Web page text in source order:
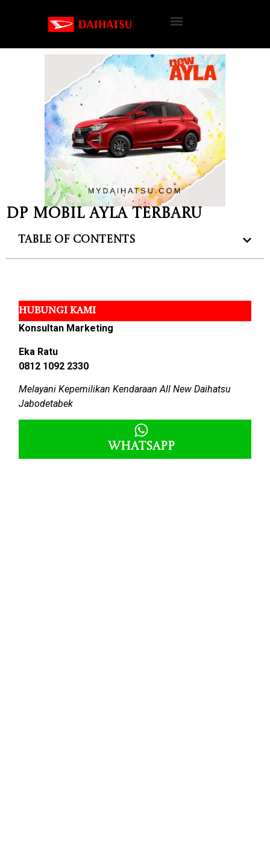
Dp Mobil Ayla Terbaru
Table of Contents
HUBUNGI KAMI
Konsultan Marketing
Eka Ratu
0812 1092 2330
Melayani Kepemilikan Kendaraan All New Daihatsu
Jabodetabek
Whatsapp